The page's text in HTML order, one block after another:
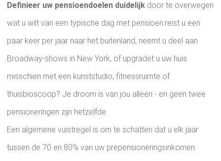
Definieer uw pensioendoelen duidelijk door te overwegen
wat u wilt van een typische dag met pensioen:reist u een
paar keer per jaar naar het buitenland, neemt u deel aan
Broadway-shows in New York, of upgradet u uw huis
misschien met een kunststudio, fitnessruimte of
thuisbioscoop? Je droom is van jou alleen - en geen twee
pensioneringen zijn hetzelfde.
Een algemene vuistregel is om te schatten dat u elk jaar
tussen de 70 en 80% van uw prepensioneringsinkomen